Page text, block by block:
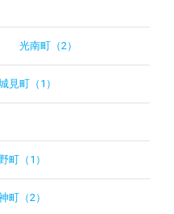
光南町（2）
見町（1）
町（1）
町（2）